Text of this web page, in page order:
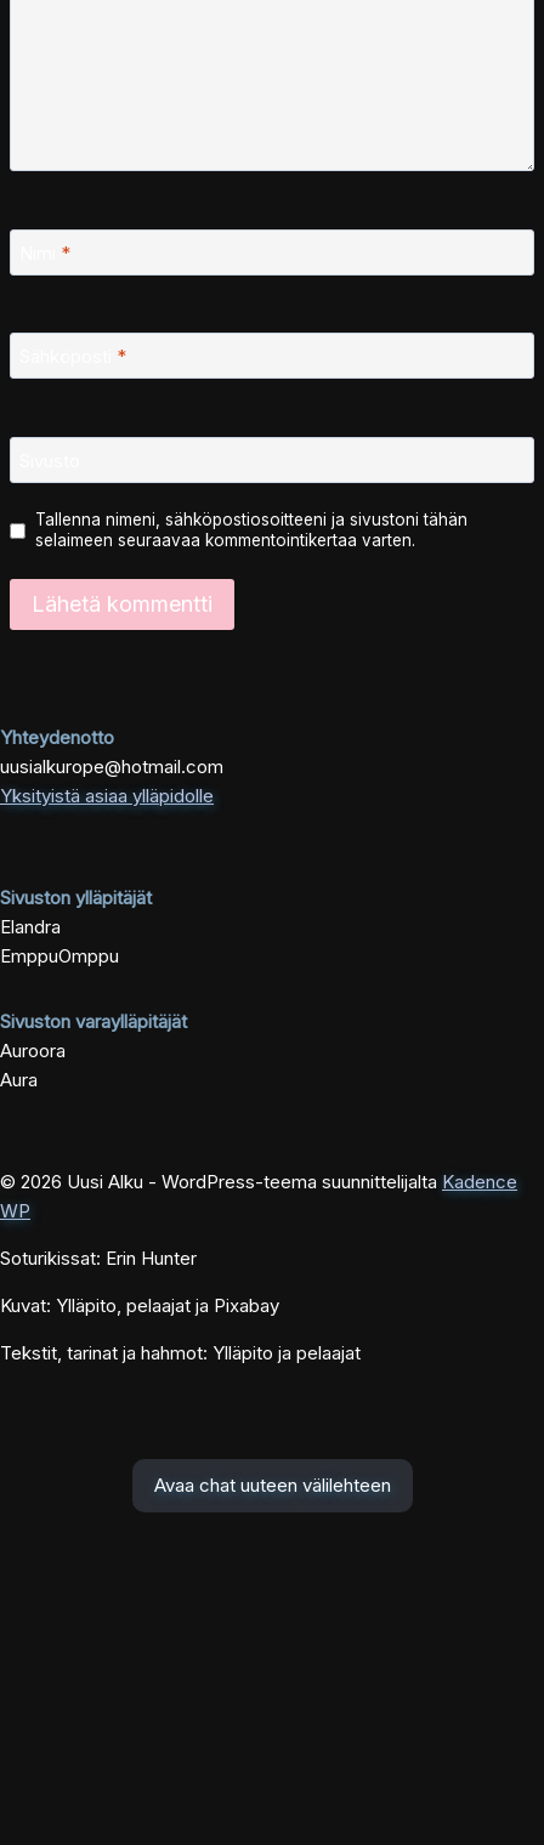
*
*
Tallenna nimeni, sähköpostiosoitteeni ja sivustoni tähän
selaimeen seuraavaa kommentointikertaa varten.
Yhteydenotto
uusialkurope@hotmail.com
Yksityistä asiaa ylläpidolle
Sivuston ylläpitäjät
Elandra
EmppuOmppu
Sivuston varaylläpitäjät
Auroora
Aura
© 2026 Uusi Alku - WordPress-teema suunnittelijalta Kadence
WP
Soturikissat: Erin Hunter
Kuvat: Ylläpito, pelaajat ja Pixabay
Tekstit, tarinat ja hahmot: Ylläpito ja pelaajat
Avaa chat uuteen välilehteen